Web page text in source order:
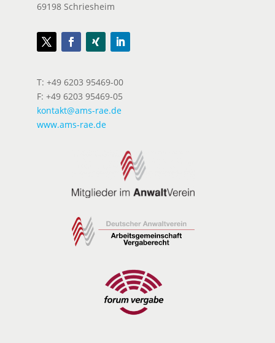
69198 Schriesheim
T: +49 6203 95469-00
F: +49 6203 95469-05
kontakt@ams-rae.de
www.ams-rae.de